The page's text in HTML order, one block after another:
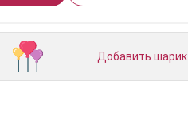
Добавить шарик